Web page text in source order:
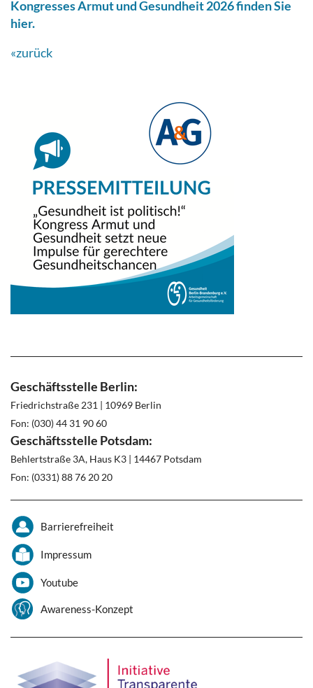
Kongresses Armut und Gesundheit 2026 finden Sie
hier.
«zurück
Geschäftsstelle Berlin:
Friedrichstraße 231 | 10969 Berlin
Fon: (030) 44 31 90 60
Geschäftsstelle Potsdam:
Behlertstraße 3A, Haus K3 | 14467 Potsdam
Fon: (0331) 88 76 20 20
Barrierefreiheit
Impressum
Youtube
Awareness-Konzept